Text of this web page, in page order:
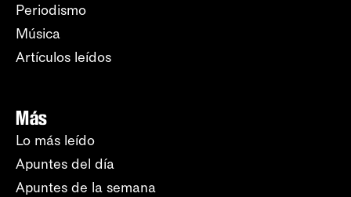
Periodismo
Música
Artículos leídos
Más
Lo más leído
Apuntes del día
Apuntes de la semana